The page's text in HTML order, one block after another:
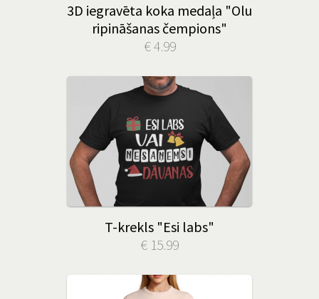
3D iegravēta koka medaļa "Olu
ripināšanas čempions"
€ 4.99
T-krekls "Esi labs"
€ 15.99